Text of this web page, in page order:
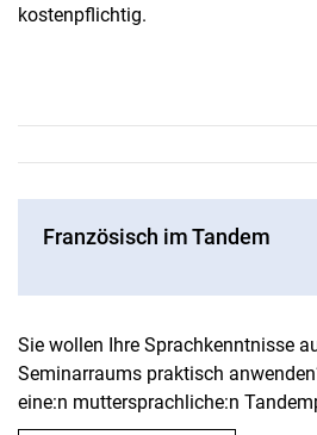
kostenpflichtig.
Französisch im Tandem
Sie wollen Ihre Sprachkenntnisse
Seminarraums praktisch
eine:n muttersprachliche:n